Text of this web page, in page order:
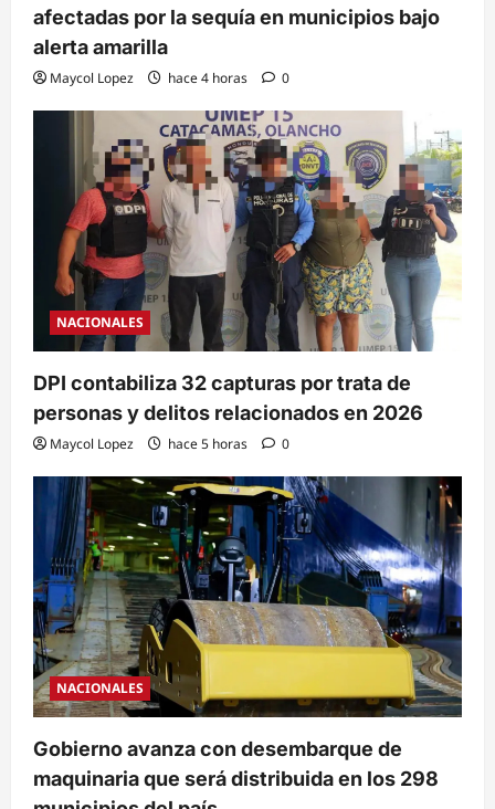
afectadas por la sequía en municipios bajo
alerta amarilla
Maycol Lopez hace 4 horas 0
NACIONALES
DPI contabiliza 32 capturas por trata de
personas y delitos relacionados en 2026
Maycol Lopez hace 5 horas 0
NACIONALES
Gobierno avanza con desembarque de
maquinaria que será distribuida en los 298